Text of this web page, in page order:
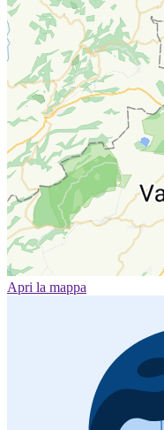
Apri la mappa